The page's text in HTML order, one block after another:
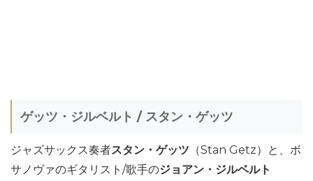
ゲッツ・ジルベルト / スタン・ゲッツ
ジャズサックス奏者スタン・ゲッツ （Stan Getz）と、ボ
サノヴァのギタリスト/歌手のジョアン・ジルベルト